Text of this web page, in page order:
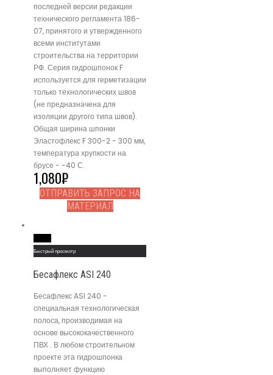
последней версии редакции
технического регламента 186-
07, принятого и утвержденного
всеми институтами
строительства на территории
РФ. Серия гидрошпонок F
используется для герметизации
только технологических швов
(не предназначена для
изоляции другого типа швов).
Общая ширина шпонки
Эластофлекс F 300-2 - 300 мм,
температура хрупкости на
брусе - -40 С.
1,080₽
ОТПРАВИТЬ ЗАПРОС НА
МАТЕРИАЛ
Быстрый просмотр
Бесафлекс ASI 240
Бесафлекс ASI 240 -
специальная технологическая
полоса, производимая на
основе высококачественного
ПВХ . В любом строительном
проекте эта гидрошпонка
выполняет функцию